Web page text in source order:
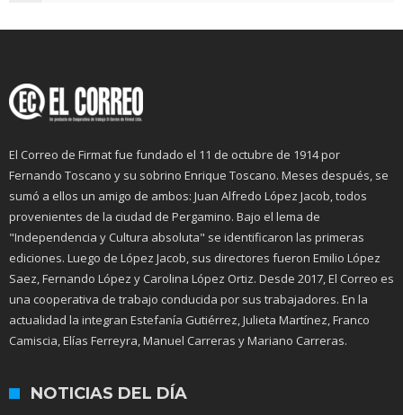
El Correo de Firmat fue fundado el 11 de octubre de 1914 por
Fernando Toscano y su sobrino Enrique Toscano. Meses después, se
sumó a ellos un amigo de ambos: Juan Alfredo López Jacob, todos
provenientes de la ciudad de Pergamino. Bajo el lema de
"Independencia y Cultura absoluta" se identificaron las primeras
ediciones. Luego de López Jacob, sus directores fueron Emilio López
Saez, Fernando López y Carolina López Ortiz. Desde 2017, El Correo es
una cooperativa de trabajo conducida por sus trabajadores. En la
actualidad la integran Estefanía Gutiérrez, Julieta Martínez, Franco
Camiscia, Elías Ferreyra, Manuel Carreras y Mariano Carreras.
NOTICIAS DEL DÍA